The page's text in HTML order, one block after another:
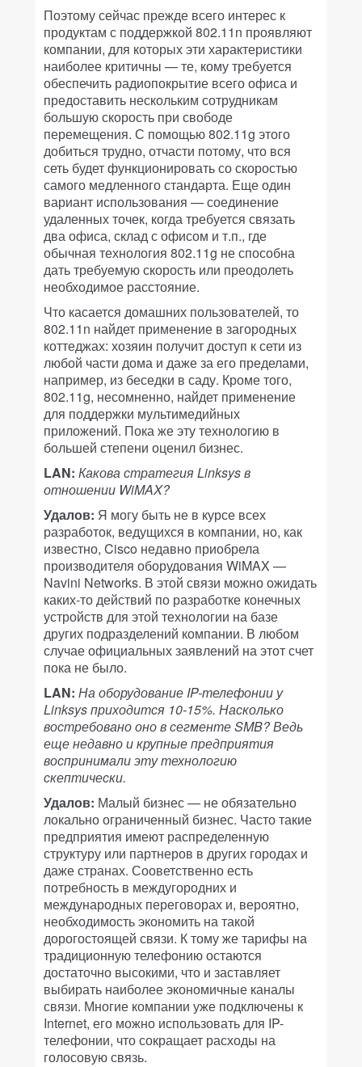
Поэтому сейчас прежде всего интерес к
продуктам с поддержкой 802.11n проявляют
компании, для которых эти характеристики
наиболее критичны — те, кому требуется
обеспечить радиопокрытие всего офиса и
предоставить нескольким сотрудникам
большую скорость при свободе
перемещения. С помощью 802.11g этого
добиться трудно, отчасти потому, что вся
сеть будет функционировать со скоростью
самого медленного стандарта. Еще один
вариант использования — соединение
удаленных точек, когда требуется связать
два офиса, склад с офисом и т.п., где
обычная технология 802.11g не способна
дать требуемую скорость или преодолеть
необходимое расстояние.
Что касается домашних пользователей, то
802.11n найдет применение в загородных
коттеджах: хозяин получит доступ к сети из
любой части дома и даже за его пределами,
например, из беседки в саду. Кроме того,
802.11g, несомненно, найдет применение
для поддержки мультимедийных
приложений. Пока же эту технологию в
большей степени оценил бизнес.
LAN: Какова стратегия Linksys в
отношении WiMAX?
Удалов: Я могу быть не в курсе всех
разработок, ведущихся в компании, но, как
известно, Cisco недавно приобрела
производителя оборудования WiMAX —
Navini Networks. В этой связи можно ожидать
каких-то действий по разработке конечных
устройств для этой технологии на базе
других подразделений компании. В любом
случае официальных заявлений на этот счет
пока не было.
LAN: На оборудование IP-телефонии у
Linksys приходится 10-15%. Насколько
востребовано оно в сегменте SMB? Ведь
еще недавно и крупные предприятия
воспринимали эту технологию
скептически.
Удалов: Малый бизнес — не обязательно
локально ограниченный бизнес. Часто такие
предприятия имеют распределенную
структуру или партнеров в других городах и
даже странах. Сооветственно есть
потребность в междугородних и
международных переговорах и, вероятно,
необходимость экономить на такой
дорогостоящей связи. К тому же тарифы на
традиционную телефонию остаются
достаточно высокими, что и заставляет
выбирать наиболее экономичные каналы
связи. Многие компании уже подключены к
Internet, его можно использовать для IP-
телефонии, что сокращает расходы на
голосовую связь.